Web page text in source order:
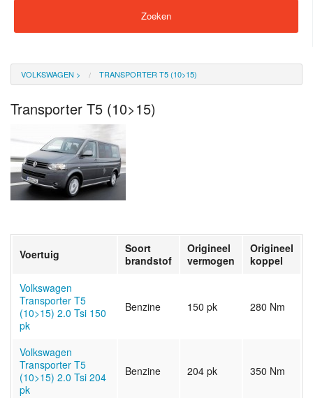
VOLKSWAGEN > TRANSPORTER T5 (10>15)
Transporter T5 (10>15)
Voertuig
Soort
brandstof
Origineel
vermogen
Origineel
koppel
Volkswagen
Transporter T5
(10>15) 2.0 Tsi 150
pk
Benzine 150 pk 280 Nm
Volkswagen
Transporter T5
(10>15) 2.0 Tsi 204
pk
Benzine 204 pk 350 Nm